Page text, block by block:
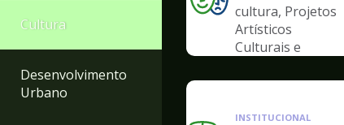
Cultura
Desenvolvimento
Urbano
Ilustração
pagina
de
Cultura
cultura, Projetos
Artísticos
Culturais e
Periferias
INSTITUCIONAL